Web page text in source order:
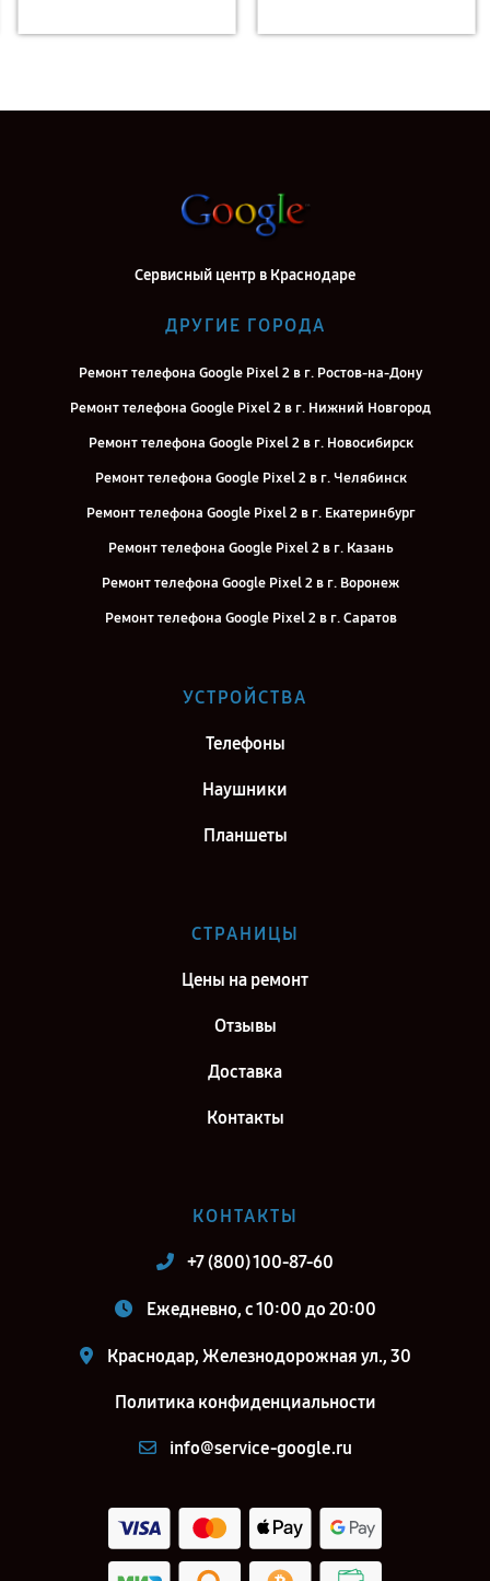
Сервисный центр в Краснодаре
ДРУГИЕ ГОРОДА
Ремонт телефона Google Pixel 2 в г. Ростов-на-Дону
Ремонт телефона Google Pixel 2 в г. Нижний Новгород
Ремонт телефона Google Pixel 2 в г. Новосибирск
Ремонт телефона Google Pixel 2 в г. Челябинск
Ремонт телефона Google Pixel 2 в г. Екатеринбург
Ремонт телефона Google Pixel 2 в г. Казань
Ремонт телефона Google Pixel 2 в г. Воронеж
Ремонт телефона Google Pixel 2 в г. Саратов
Ремонт телефона Google Pixel 2 в г. Киров
Ремонт телефона Google Pixel 2 в г. Санкт-Петербург
УСТРОЙСТВА
Телефоны
Наушники
Планшеты
СТРАНИЦЫ
Цены на ремонт
Отзывы
Доставка
Контакты
КОНТАКТЫ
+7 (800) 100-87-60
Ежедневно, с 10:00 до 20:00
Краснодар, Железнодорожная ул., 30
Политика конфиденциальности
info@service-google.ru